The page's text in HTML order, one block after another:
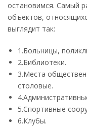
остановимся. Самый
объектов,
выглядит так:
1.Больницы,
2.Библиотеки.
3.Места
столовые.
5.Спортивные
6.Клубы.